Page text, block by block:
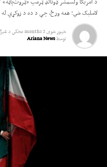
لاسلیک شي؛ هغه ورځ، چې د ده د زوکړې له
خپور شوی2 months مخکي د
توسطAriana News